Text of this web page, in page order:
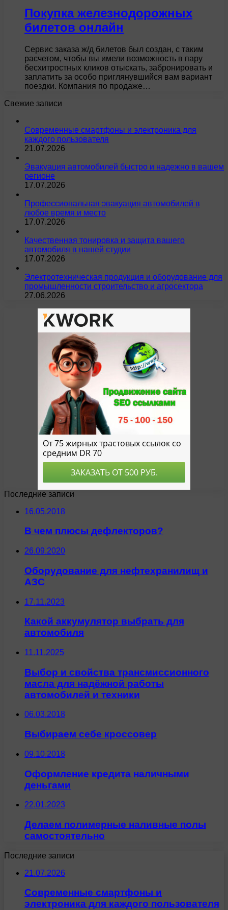
Покупка железнодорожных
билетов онлайн
Сервис заказа ж/д билетов был создан, с таким
расчетом, чтобы вы имели возможность в пару
бесхитростных кликов отыскать, забронировать и
заплатить за особо приглянувшийся вам вариант
поездки. Компания по продаже…
Свежие записи
Современные смартфоны и электроника для
каждого пользователя
21.07.2026
Эвакуация автомобилей быстро и надежно в вашем
регионе
17.07.2026
Профессиональная эвакуация автомобилей в
любое время и место
17.07.2026
Качественная тонировка и защита вашего
автомобиля в нашей студии
17.07.2026
Электротехническая продукция и оборудование для
промышленности строительство и агросектора
27.06.2026
Последние записи
16.05.2018
В чем плюсы дефлекторов?
26.09.2020
Оборудование для нефтехранилищ и
АЗС
17.11.2023
Какой аккумулятор выбрать для
автомобиля
11.11.2025
Выбор и свойства трансмиссионного
масла для надёжной работы
автомобилей и техники
06.03.2018
Выбираем себе кроссовер
09.10.2018
Оформление кредита наличными
деньгами
22.01.2023
Делаем полимерные наливные полы
самостоятельно
Последние записи
21.07.2026
Современные смартфоны и
электроника для каждого пользователя